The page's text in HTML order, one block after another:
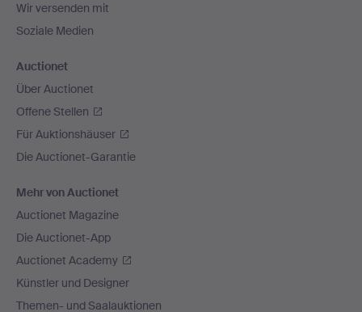
Wir versenden mit
Soziale Medien
Auctionet
Über Auctionet
Offene Stellen
Für Auktionshäuser
Die Auctionet-Garantie
Mehr von Auctionet
Auctionet Magazine
Die Auctionet-App
Auctionet Academy
Künstler und Designer
Themen- und Saalauktionen